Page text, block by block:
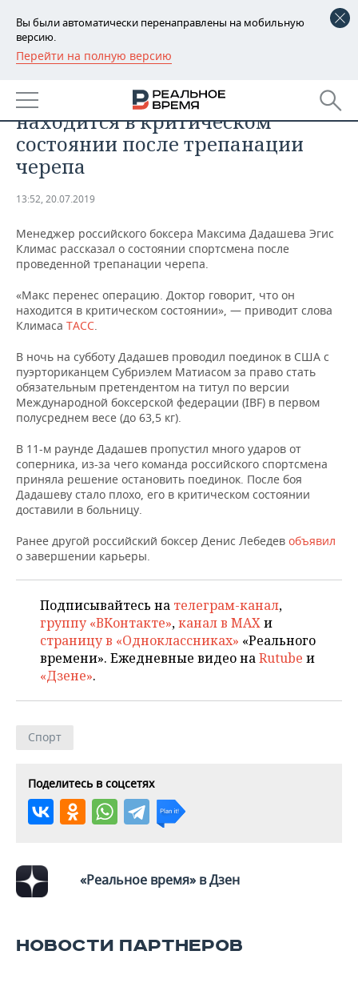
Вы были автоматически перенаправлены на мобильную
версию.
Перейти на полную версию
РЕГИОНЫ
БАШКОРТОСТАН
ТАТАРСТАН
УДМУРТИЯ
НОВОСТИ
АНАЛИТИКА
НОВОСТИ АНАЛИТИКИ
ДЕКЛАРАЦИИ О ДОХОДАХ
КОРОЛИ ГОСЗАКАЗА ПФО
КОМУ ПРИНАДЛЕЖАТ
ТОРГОВЫЕ ЦЕНТРЫ
ЭКОНОМИКА
НОВОСТИ ЭКОНОМИКИ
ФИНАНСЫ
БЮДЖЕТ
ИНВЕСТИЦИИ
ПРОМЫШЛЕННОСТЬ
НОВОСТИ
ПРОМЫШЛЕННОСТИ
АГРОПРОМ
МАШИНОСТРОЕНИЕ
НЕФТЕХИМИЯ
НЕФТЬ
ЭНЕРГЕТИКА
НЕДВИЖИМОСТЬ
НОВОСТИ АВТО
БИЗНЕС
НОВОСТИ БИЗНЕСА
РОЗНИЧНАЯ ТОРГОВЛЯ
ТРАНСПОРТ
УСЛУГИ
ТЕХНОЛОГИИ
НОВОСТИ ТЕХНОЛОГИЙ
IT
МЕДИА
ТЕЛЕКОММУНИКАЦИИ
МЕРОПРИЯТИЯ
НОВОСТИ МЕРОПРИЯТИЙ
ВЫЕЗДНАЯ РЕДАКЦИЯ
БИЗНЕС-БРАНЧИ
ONLINE-КОНФЕРЕНЦИИ
СПОРТ
НОВОСТИ СПОРТА
ФУТБОЛ
ХОККЕЙ
ВОЛЕЙБОЛ
КИБЕРСПОРТ
ФИГУРНОЕ КАТАНИЕ
ОБЩЕСТВО
НОВОСТИ ОБЩЕСТВА
ВЛАСТЬ
ИСТОРИЯ
КУЛЬТУРА
МЕДИЦИНА
ФОТОГАЛЕРЕЯ
СЮЖЕТЫ
СПИСОК ПЕРСОН
СПИСОК КОМПАНИЙ
ПОЛНАЯ ВЕРСИЯ
Российский боксер Дадашев
находится в критическом
состоянии после трепанации
черепа
13:52, 20.07.2019
Менеджер российского боксера Максима Дадашева Эгис
Климас рассказал о состоянии спортсмена после
проведенной трепанации черепа.
«Макс перенес операцию. Доктор говорит, что он
находится в критическом состоянии», — приводит слова
Климаса ТАСС.
В ночь на субботу Дадашев проводил поединок в США с
пуэрториканцем Субриэлем Матиасом за право стать
обязательным претендентом на титул по версии
Международной боксерской федерации (IBF) в первом
полусреднем весе (до 63,5 кг).
В 11-м раунде Дадашев пропустил много ударов от
соперника, из-за чего команда российского спортсмена
приняла решение остановить поединок. После боя
Дадашеву стало плохо, его в критическом состоянии
доставили в больницу.
Ранее другой российский боксер Денис Лебедев объявил
о завершении карьеры.
Подписывайтесь на телеграм-канал,
группу «ВКонтакте»,канал в MAXи
страницу в «Одноклассниках» «Реального
времени». Ежедневные видео наRutube и
«Дзене».
Спорт
Поделитесь в соцсетях
«Реальное время» в Дзен
НОВОСТИ ПАРТНЕРОВ